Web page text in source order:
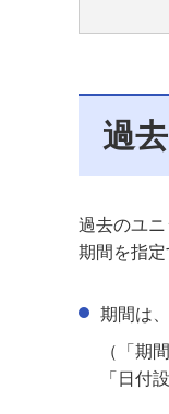
過
過去のユニ
期間を指
期間は
（「期
「日付